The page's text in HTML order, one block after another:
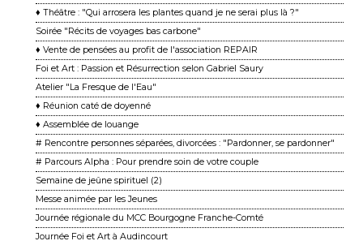
♦ Théâtre : "Qui arrosera les plantes quand je ne serai plus là ?"
Soirée "Récits de voyages bas carbone"
♦ Vente de pensées au profit de l'association REPAIR
Foi et Art : Passion et Résurrection selon Gabriel Saury
Atelier "La Fresque de l'Eau"
♦ Réunion caté de doyenné
♦ Assemblée de louange
# Rencontre personnes séparées, divorcées : "Pardonner, se pardonner"
# Parcours Alpha : Pour prendre soin de votre couple
Semaine de jeûne spirituel (2)
Messe animée par les Jeunes
Journée régionale du MCC Bourgogne Franche-Comté
Journée Foi et Art à Audincourt